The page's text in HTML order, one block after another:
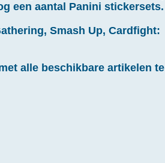
een aantal Panini stickersets.
Smash Up, Cardfight:
alle beschikbare artikelen te